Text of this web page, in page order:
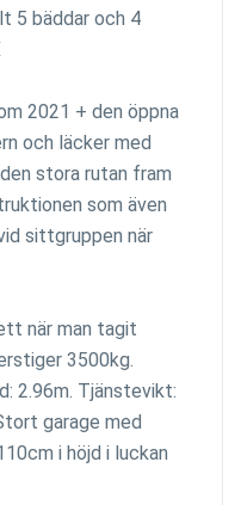
5 bäddar och 4
2021 + den öppna
och läcker med
stora rutan fram
som även
sittgruppen när
när man tagit
3500kg.
2.96m. Tjänstevikt:
garage med
i höjd i luckan